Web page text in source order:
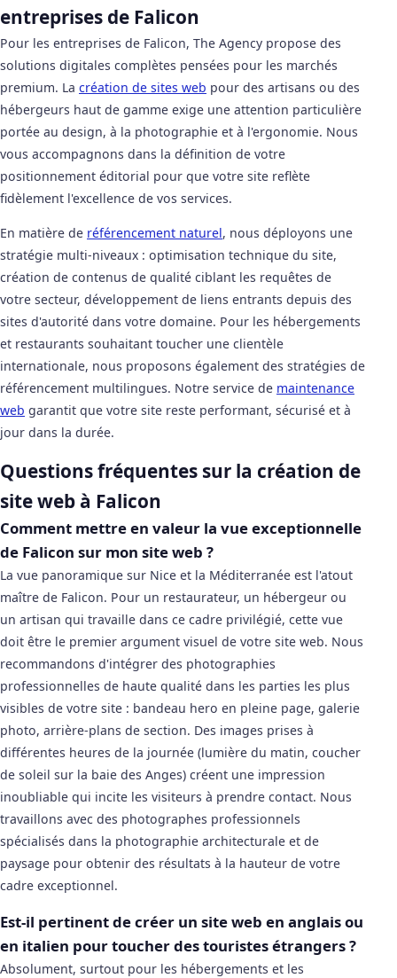
entreprises de Falicon
Pour les entreprises de Falicon, The Agency propose des
solutions digitales complètes pensées pour les marchés
premium. La création de sites web pour des artisans ou des
hébergeurs haut de gamme exige une attention particulière
portée au design, à la photographie et à l'ergonomie. Nous
vous accompagnons dans la définition de votre
positionnement éditorial pour que votre site reflète
fidèlement l'excellence de vos services.
En matière de référencement naturel, nous déployons une
stratégie multi-niveaux : optimisation technique du site,
création de contenus de qualité ciblant les requêtes de
votre secteur, développement de liens entrants depuis des
sites d'autorité dans votre domaine. Pour les hébergements
et restaurants souhaitant toucher une clientèle
internationale, nous proposons également des stratégies de
référencement multilingues. Notre service de maintenance
web garantit que votre site reste performant, sécurisé et à
jour dans la durée.
Questions fréquentes sur la création de
site web à Falicon
Comment mettre en valeur la vue exceptionnelle
de Falicon sur mon site web ?
La vue panoramique sur Nice et la Méditerranée est l'atout
maître de Falicon. Pour un restaurateur, un hébergeur ou
un artisan qui travaille dans ce cadre privilégié, cette vue
doit être le premier argument visuel de votre site web. Nous
recommandons d'intégrer des photographies
professionnelles de haute qualité dans les parties les plus
visibles de votre site : bandeau hero en pleine page, galerie
photo, arrière-plans de section. Des images prises à
différentes heures de la journée (lumière du matin, coucher
de soleil sur la baie des Anges) créent une impression
inoubliable qui incite les visiteurs à prendre contact. Nous
travaillons avec des photographes professionnels
spécialisés dans la photographie architecturale et de
paysage pour obtenir des résultats à la hauteur de votre
cadre exceptionnel.
Est-il pertinent de créer un site web en anglais ou
en italien pour toucher des touristes étrangers ?
Absolument, surtout pour les hébergements et les